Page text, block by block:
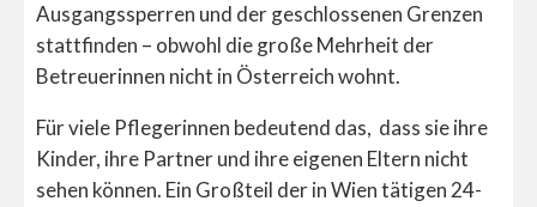
Ausgangssperren und der geschlossenen Grenzen
stattfinden – obwohl die große Mehrheit der
Betreuerinnen nicht in Österreich wohnt.
Für viele Pflegerinnen bedeutend das, dass sie ihre
Kinder, ihre Partner und ihre eigenen Eltern nicht
sehen können. Ein Großteil der in Wien tätigen 24-